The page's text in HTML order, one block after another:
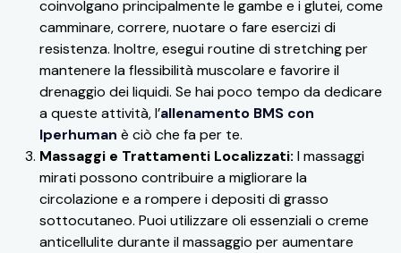
coinvolgano principalmente le gambe e i glutei, come
camminare, correre, nuotare o fare esercizi di
resistenza. Inoltre, esegui routine di stretching per
mantenere la flessibilità muscolare e favorire il
drenaggio dei liquidi. Se hai poco tempo da dedicare
a queste attività, l’allenamento BMS con
Iperhuman è ciò che fa per te.
Massaggi e Trattamenti Localizzati: I massaggi
mirati possono contribuire a migliorare la
circolazione e a rompere i depositi di grasso
sottocutaneo. Puoi utilizzare oli essenziali o creme
anticellulite durante il massaggio per aumentare